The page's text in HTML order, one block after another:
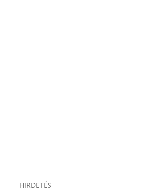
HIRDETÉS